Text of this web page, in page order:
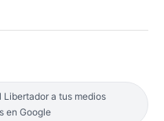
Libertador a tus medios
en Google